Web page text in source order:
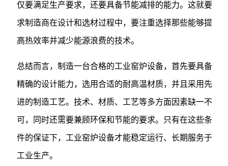
仅要满足生产要求，还要具备节能减排的能力。这就要
求制造商在设计和选材过程中，要注重选择那些能够提
高热效率并减少能源浪费的技术。
总结而言，制造一台合格的工业窑炉设备，首先要具备
精确的设计能力，选用合适的耐高温材质，并且采用先
进的制造工艺。技术、材质、工艺等多方面因素缺一不
可，同时还需要兼顾环保和节能的要求。只有在这些条
件的保证下，工业窑炉设备才能稳定运行、长期服务于
工业生产。